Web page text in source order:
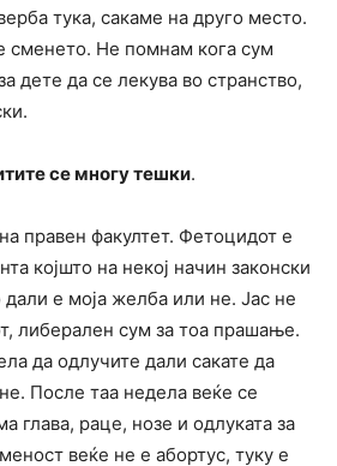
тука, сакаме на друго место.
сменето. Не помнам кога сум
дете да се лекува во странство,
се многу тешки.
правен факултет. Фетоцидот е
којшто на некој начин законски
е моја желба или не. Јас не
либерален сум за тоа прашање.
да одлучите дали сакате да
После таа недела веќе се
глава, раце, нозе и одлуката за
веќе не е абортус, туку е